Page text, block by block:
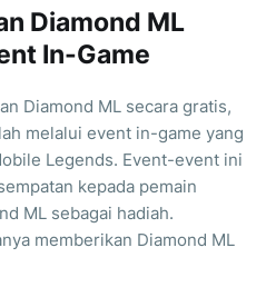
Diamond ML
In-Game
Diamond ML secara gratis,
melalui event in-game yang
Legends. Event-event ini
kepada pemain
ML sebagai hadiah.
memberikan Diamond ML